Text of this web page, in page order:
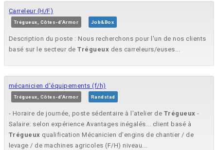
Carreleur (H/F)
Trégueux, Côtes-d'Armor Job&Box
Description du poste : Nous recherchons pour l'un de nos clients
basé sur le secteur deTrégueux des carreleurs/euses...
mécanicien d'équipements (f/h)
Trégueux, Côtes-d'Armor Randstad
- Horaire de journée, poste sédentaire à l'atelier de Trégueux -
Salaire: selon expérience Avantages inégalés... client basé à
Trégueux qualification Mécanicien d'engins de chantier / de
levage / de machines agricoles (F/H) niveau...